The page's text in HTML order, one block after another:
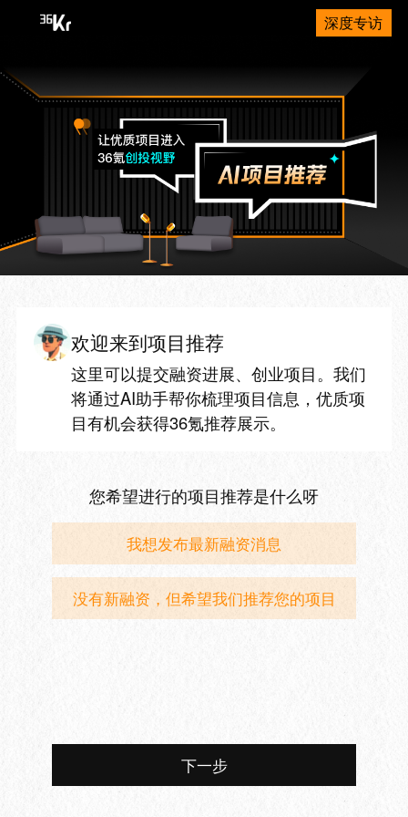
深度专访
欢迎来到项目推荐
这里可以提交融资进展、创业项目。我们
将通过AI助手帮你梳理项目信息，优质项
目有机会获得36氪推荐展示。
您希望进行的项目推荐是什么呀
我想发布最新融资消息
没有新融资，但希望我们推荐您的项目
下一步